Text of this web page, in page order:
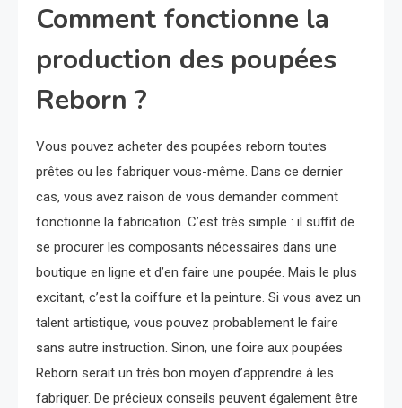
Comment fonctionne la
production des poupées
Reborn ?
Vous pouvez acheter des poupées reborn toutes
prêtes ou les fabriquer vous-même. Dans ce dernier
cas, vous avez raison de vous demander comment
fonctionne la fabrication. C’est très simple : il suffit de
se procurer les composants nécessaires dans une
boutique en ligne et d’en faire une poupée. Mais le plus
excitant, c’est la coiffure et la peinture. Si vous avez un
talent artistique, vous pouvez probablement le faire
sans autre instruction. Sinon, une foire aux poupées
Reborn serait un très bon moyen d’apprendre à les
fabriquer. De précieux conseils peuvent également être